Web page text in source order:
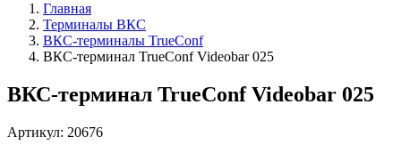
Главная
Терминалы ВКС
ВКС-терминалы TrueConf
ВКС-терминал TrueConf Videobar 025
ВКС-терминал TrueConf Videobar 025
Артикул: 20676